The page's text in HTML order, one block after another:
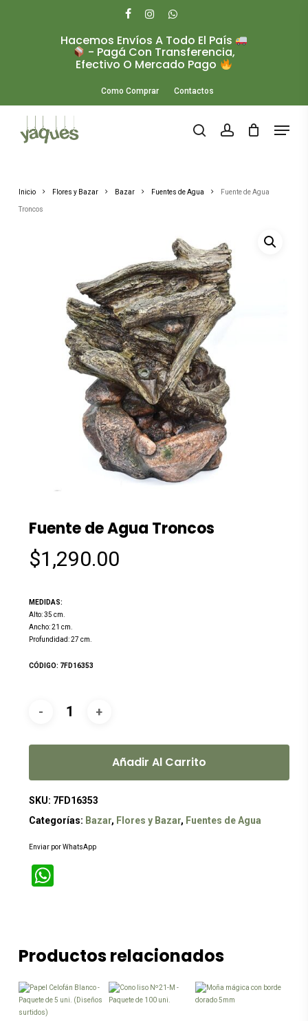
Hacemos Envíos A Todo El País
- Pagá Con Transferencia,
Efectivo O Mercado Pago
Como Comprar Contactos
search account
Menu
Inicio Flores y Bazar Bazar Fuentes de Agua Fuente de Agua
Troncos
Fuente de Agua Troncos
$1,290.00
MEDIDAS:
Alto: 35 cm.
Ancho: 21 cm.
Profundidad: 27 cm.
CÓDIGO: 7FD16353
Añadir Al Carrito
SKU: 7FD16353
Categorías: Bazar, Flores y Bazar, Fuentes de Agua
Enviar por WhatsApp
WhatsApp
Productos relacionados
Este
tiene
múltiples